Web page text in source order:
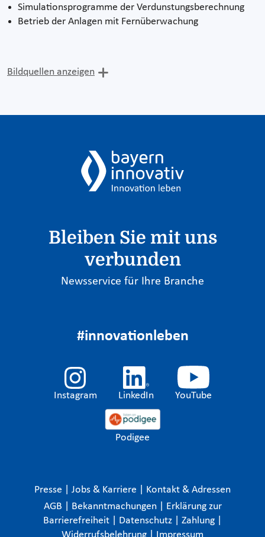
Simulationsprogramme der Verdunstungsberechnung
Betrieb der Anlagen mit Fernüberwachung
Bildquellen anzeigen
Bleiben Sie mit uns
verbunden
Newsservice für Ihre Branche
#innovationleben
Instagram LinkedIn YouTube
Podigee
Presse Jobs & Karriere
Kontakt & Adressen
AGB
Bekanntmachungen
Erklärung zur
Barrierefreiheit
Datenschutz Zahlung